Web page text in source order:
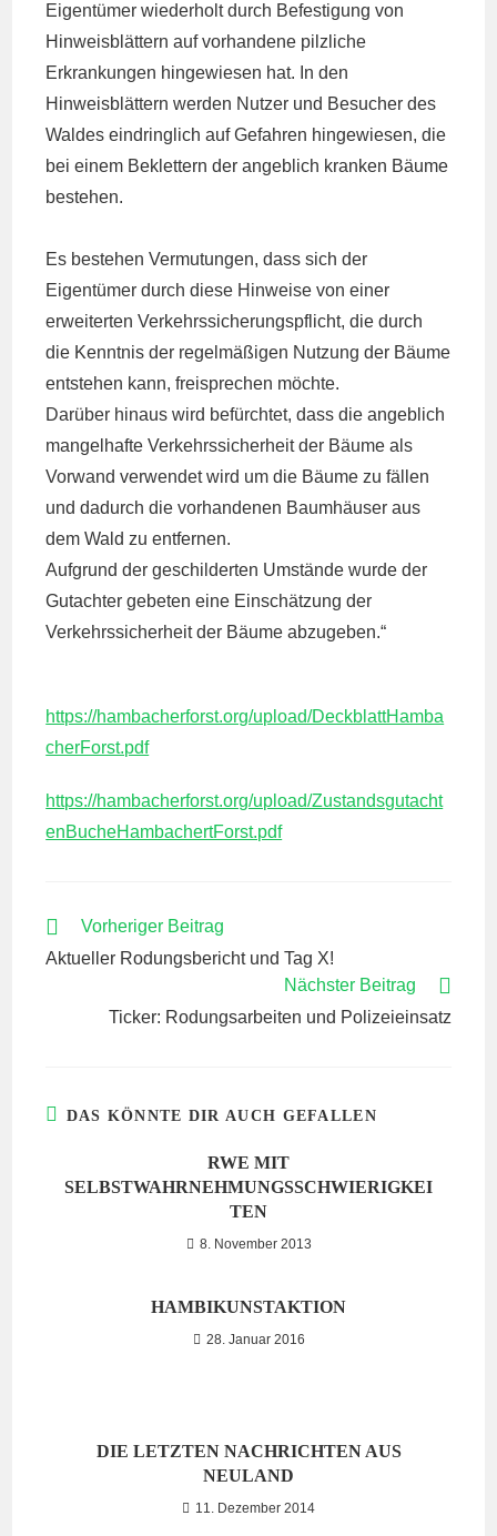
Eigentümer wiederholt durch Befestigung von
Hinweisblättern auf vorhandene pilzliche
Erkrankungen hingewiesen hat. In den
Hinweisblättern werden Nutzer und Besucher des
Waldes eindringlich auf Gefahren hingewiesen, die
bei einem Beklettern der angeblich kranken Bäume
bestehen.
Es bestehen Vermutungen, dass sich der
Eigentümer durch diese Hinweise von einer
erweiterten Verkehrssicherungspflicht, die durch
die Kenntnis der regelmäßigen Nutzung der Bäume
entstehen kann, freisprechen möchte.
Darüber hinaus wird befürchtet, dass die angeblich
mangelhafte Verkehrssicherheit der Bäume als
Vorwand verwendet wird um die Bäume zu fällen
und dadurch die vorhandenen Baumhäuser aus
dem Wald zu entfernen.
Aufgrund der geschilderten Umstände wurde der
Gutachter gebeten eine Einschätzung der
Verkehrssicherheit der Bäume abzugeben.“
https://hambacherforst.org/upload/DeckblattHamba
cherForst.pdf
https://hambacherforst.org/upload/Zustandsgutacht
enBucheHambachertForst.pdf
WEITERE
ANSEHEN
Vorheriger Beitrag
Aktueller Rodungsbericht und Tag X!
Nächster Beitrag
Ticker: Rodungsarbeiten und Polizeieinsatz
DAS KÖNNTE DIR AUCH GEFALLEN
RWE MIT
SELBSTWAHRNEHMUNGSSCHWIERIGKEI
TEN
8. November 2013
HAMBIKUNSTAKTION
28. Januar 2016
DIE LETZTEN NACHRICHTEN AUS
NEULAND
11. Dezember 2014